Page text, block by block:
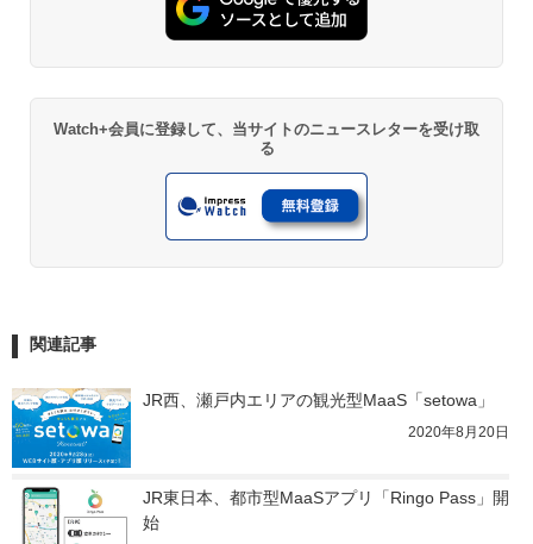
Watch+会員に登録して、当サイトのニュースレターを受け取
る
関連記事
JR西、瀬戸内エリアの観光型MaaS「setowa」
2020年8月20日
JR東日本、都市型MaaSアプリ「Ringo Pass」開
始